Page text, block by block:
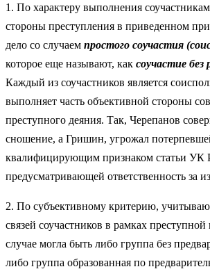
1. По характеру выполнения
стороны преступления в приведенном
дело со случаем простого соучастия (
которое еще называют, как соучастие без
Каждый из соучастников является
выполняет часть объективной стороны
преступного деяния. Так, Черепанов
сношение, а Гришин, угрожал
квалифицирующим признаком статьи УК
предусматривающей ответственность за
2. По субъективному критерию,
связей соучастников в рамках
случае могла быть либо группа без
либо группа образованная по